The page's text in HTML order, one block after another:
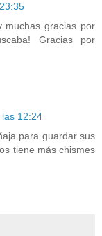
muchas gracias por
Gracias por
12:24
para guardar sus
tiene más chismes